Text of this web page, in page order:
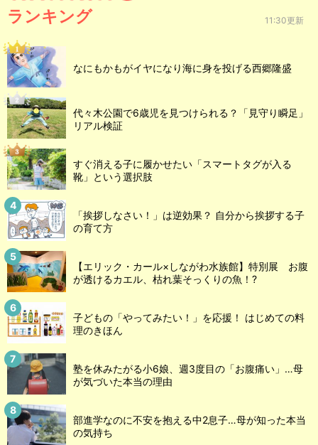
ランキング 11:30更新
なにもかもがイヤになり海に身を投げる西郷隆盛
代々木公園で6歳児を見つけられる？「見守り瞬足」
リアル検証
すぐ消える子に履かせたい「スマートタグが入る
靴」という選択肢
「挨拶しなさい！」は逆効果？ 自分から挨拶する子
の育て方
【エリック・カール×しながわ水族館】特別展 お腹
が透けるカエル、枯れ葉そっくりの魚！?
子どもの「やってみたい！」を応援！ はじめての料
理のきほん
塾を休みたがる小6娘、週3度目の「お腹痛い」…母
が気づいた本当の理由
部進学なのに不安を抱える中2息子…母が知った本当
の気持ち